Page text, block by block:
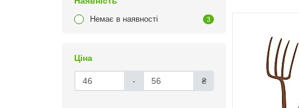
Немає в наявності 3
Ціна
- ₴